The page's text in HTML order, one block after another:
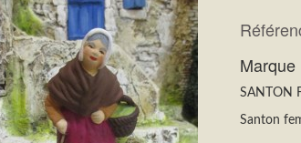
Marque
SANTON
Santon